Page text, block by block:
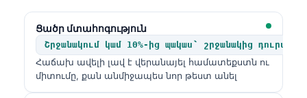
Ցածր մտահոգություն
Շրջանակում կամ 10%-ից պակաս՝ շրջանակից դուրս
Հաճախ ավելի լավ է վերանայել համատեքստն ու
միտումը, քան անմիջապես նոր թեստ անել